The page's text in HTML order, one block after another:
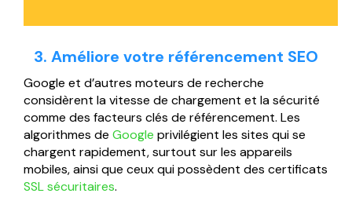
3. Améliore votre référencement SEO
Google et d’autres moteurs de recherche
considèrent la vitesse de chargement et la sécurité
comme des facteurs clés de référencement. Les
algorithmes de Google privilégient les sites qui se
chargent rapidement, surtout sur les appareils
mobiles, ainsi que ceux qui possèdent des certificats
SSL sécuritaires.